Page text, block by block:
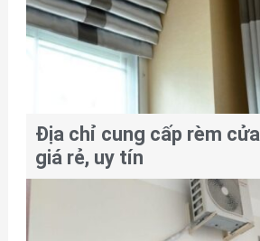
Địa chỉ cung cấp rèm
giá rẻ, uy tín